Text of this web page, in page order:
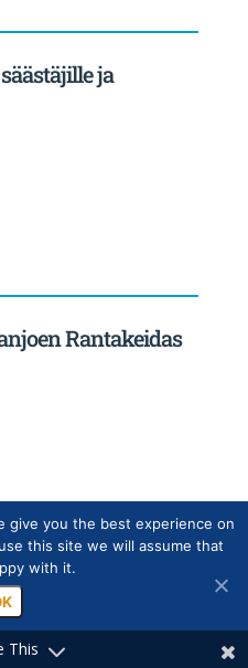
ja
Rantakeidas
This
give you the best experience on
this site we will assume that
with it.